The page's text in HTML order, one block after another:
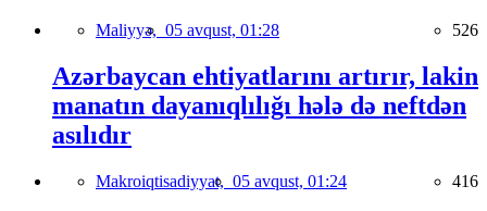
Maliyyə, 05 avqust, 01:28 526
Azərbaycan ehtiyatlarını artırır, lakin
manatın dayanıqlılığı hələ də neftdən
asılıdır
Makroiqtisadiyyat, 05 avqust, 01:24 416